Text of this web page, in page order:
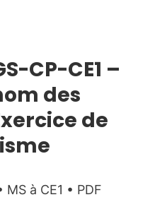
CP-CE1 –
des
de
à CE1 • PDF